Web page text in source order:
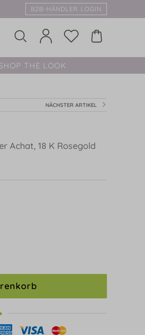
B2B-HÄNDLER LOGIN
THE LOOK
NÄCHSTER ARTIKEL
Achat, 18 K Rosegold